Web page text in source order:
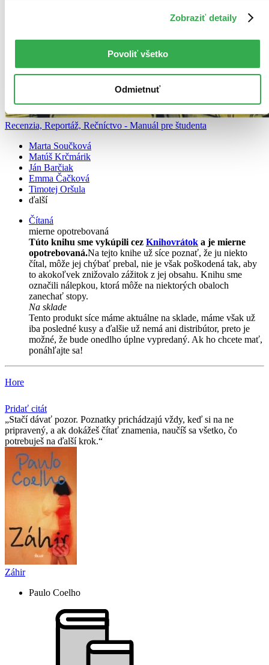
Zobraziť detaily
Povoliť všetko
Odmietnuť
Recenzia, Reportáž, Rečníctvo - Manuál pre študenta
Marta Součková
Matúš Krčmárik
Ján Barčiak
Emma Čačková
Timotej Oršula
ďalší
Čítaná
mierne opotrebovaná
Túto knihu sme vykúpili cez Knihovrátok a je mierne
opotrebovaná.Na tejto knihe už síce poznať, že ju niekto
čítal, môže jej chýbať prebal, nie je však poškodená tak, aby
to akokoľvek znižovalo zážitok z jej obsahu. Knihu sme
označili nálepkou, ktorá môže na niektorých obaloch
zanechať stopy.
Na sklade
Tento produkt síce máme aktuálne na sklade, máme však už
iba posledné kusy a ďalšie už nemá ani distribútor, preto je
možné, že bude onedlho úplne vypredaný. Ak ho chcete mať,
ponáhľajte sa!
Hore
Pridať citát
Stačí dávať pozor. Poznatky prichádzajú vždy, keď si na ne
pripravený, a ak dokážeš čítať znamenia, naučíš sa všetko, čo
potrebuješ na ďalší krok.
Záhir
Paulo Coelho